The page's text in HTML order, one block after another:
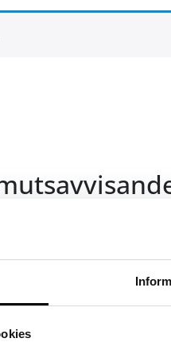
på ett naturligt